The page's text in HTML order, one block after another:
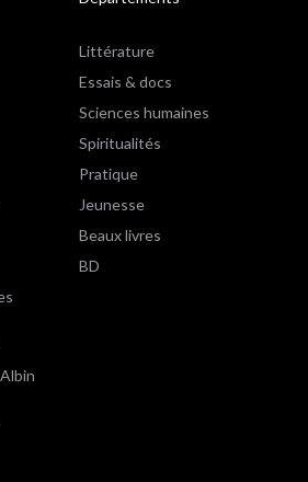
Littérature
Essais & docs
Sciences humaines
Spiritualités
Pratique
Jeunesse
Beaux livres
BD